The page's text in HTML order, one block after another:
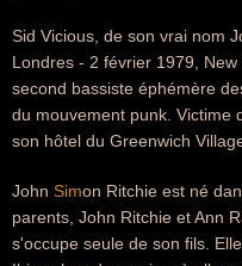
Sid Vicious, de son vrai nom
Londres - 2 février 1979,
second bassiste éphémère
du mouvement punk. Victime
son hôtel du Greenwich
John Simon Ritchie est né
parents, John Ritchie et Ann
s'occupe seule de son fils.